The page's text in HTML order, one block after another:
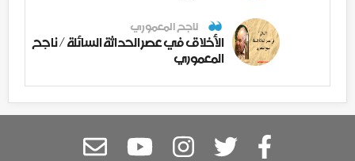
ناجح المعموري
الأخلاق في عصر الحداثة السائلة / ناجح
المعموري